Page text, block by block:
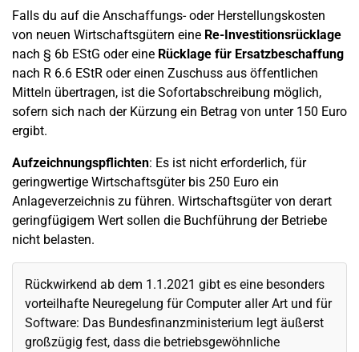
Falls du auf die Anschaffungs- oder Herstellungskosten
von neuen Wirtschaftsgütern eine Re-Investitionsrücklage
nach § 6b EStG oder eine Rücklage für Ersatzbeschaffung
nach R 6.6 EStR oder einen Zuschuss aus öffentlichen
Mitteln übertragen, ist die Sofortabschreibung möglich,
sofern sich nach der Kürzung ein Betrag von unter 150 Euro
ergibt.
Aufzeichnungspflichten: Es ist nicht erforderlich, für
geringwertige Wirtschaftsgüter bis 250 Euro ein
Anlageverzeichnis zu führen. Wirtschaftsgüter von derart
geringfügigem Wert sollen die Buchführung der Betriebe
nicht belasten.
Rückwirkend ab dem 1.1.2021 gibt es eine besonders
vorteilhafte Neuregelung für Computer aller Art und für
Software: Das Bundesfinanzministerium legt äußerst
großzügig fest, dass die betriebsgewöhnliche